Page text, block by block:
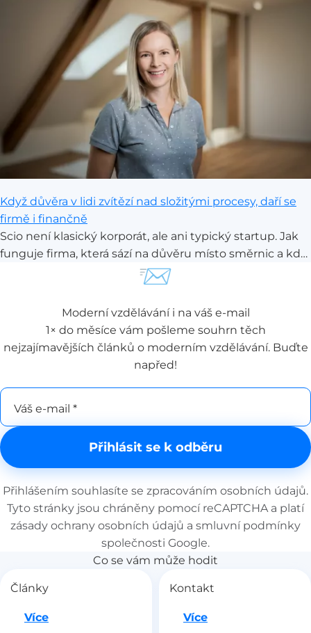
rodiče a průvodci? Zeptali jsme se Kateřiny Kašíkové z
Rady ScioŠkol a Jaroslavy Tykalové, která vede základní
ScioŠkolu ve Stodůlkách.
Když důvěra v lidi zvítězí nad složitými procesy, daří se
firmě i finančně
Scio není klasický korporát, ale ani typický startup. Jak
funguje firma, která sází na důvěru místo směrnic a kde
šéf funguje spíše jako patron? O svobodě,
zodpovědnosti i o tom, co se stane, když se v takovém
modelu něco nepovede, jsme si povídaly s Kateřinou
Dejmalovou z HR týmu Scio.
📨
Moderní vzdělávání i na váš e-mail
1× do měsíce vám pošleme souhrn těch
nejzajímavějších článků o moderním vzdělávání. Buďte
napřed!
Váš e-mail *
Přihlásit se k odběru
Přihlášením souhlasíte se zpracováním osobních údajů.
Tyto stránky jsou chráněny pomocí reCAPTCHA a platí
zásady ochrany osobních údajů a smluvní podmínky
společnosti Google.
Co se vám může hodit
Články
VíceJdeme na to
Kontakt
VíceJdeme na to